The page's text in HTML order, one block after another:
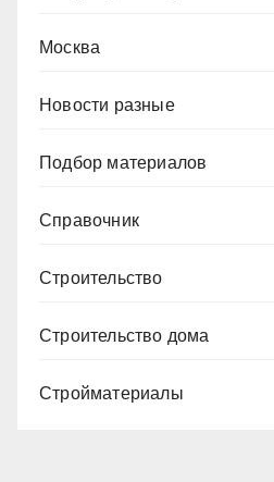
Москва
Новости разные
Подбор материалов
Справочник
Строительство
Строительство дома
Стройматериалы